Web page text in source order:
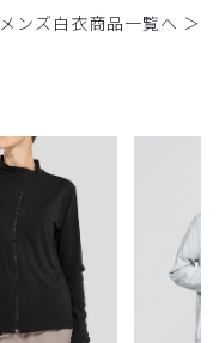
メンズ白衣商品一覧へ ＞